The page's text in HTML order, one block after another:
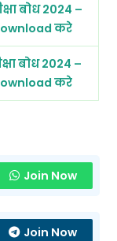
बोध 2024 –
करे
बोध 2024 –
करे
Join Now
Join Now